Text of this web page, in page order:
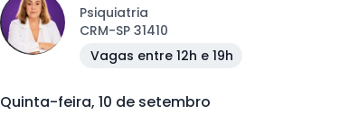
Psiquiatria
CRM-SP 31410
Vagas entre 12h e 19h
Quinta-feira, 10 de setembro